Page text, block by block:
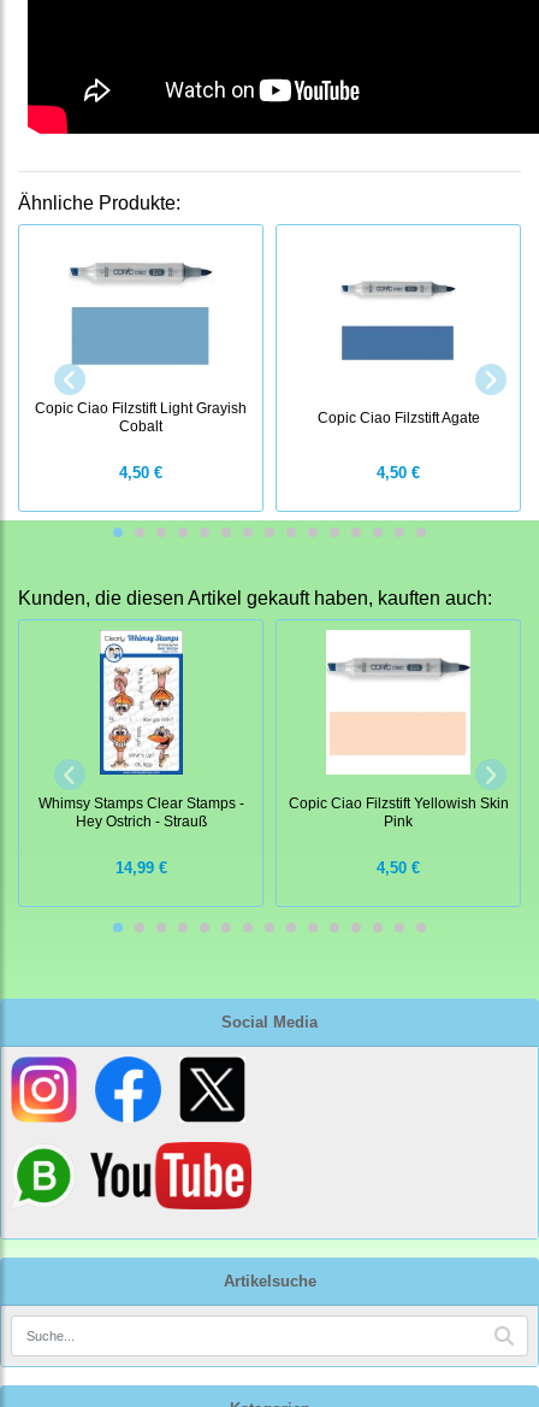
Social Media
Artikelsuche
Ähnliche Produkte:
Copic Ciao Filzstift Light Grayish
Cobalt
4,50 €
Copic Ciao Filzstift Agate
4,50 €
Kunden, die diesen Artikel gekauft haben, kauften auch:
Whimsy Stamps Clear Stamps -
Hey Ostrich - Strauß
14,99 €
Copic Ciao Filzstift Yellowish Skin
Pink
4,50 €